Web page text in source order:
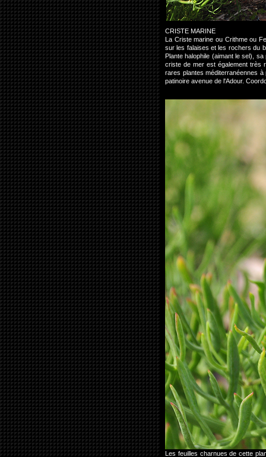
CRISTE MARINE
La Criste marine ou Crithme ou
sur les falaises et les rochers du
Plante halophile (aimant le sel),
criste de mer est également très
rares plantes méditerranéennes
patinoire avenue de l'Adour.
Les feuilles charnues de cette